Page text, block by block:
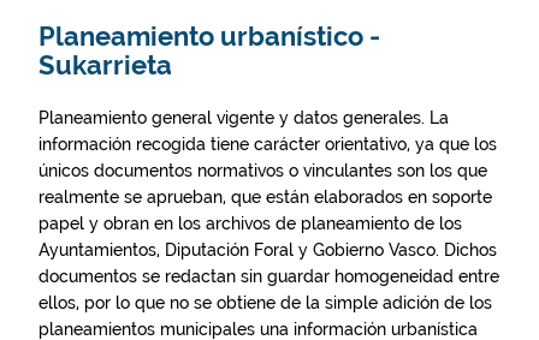
Planeamiento urbanístico -
Sukarrieta
Planeamiento general vigente y datos generales. La
información recogida tiene carácter orientativo, ya que los
únicos documentos normativos o vinculantes son los que
realmente se aprueban, que están elaborados en soporte
papel y obran en los archivos de planeamiento de los
Ayuntamientos, Diputación Foral y Gobierno Vasco. Dichos
documentos se redactan sin guardar homogeneidad entre
ellos, por lo que no se obtiene de la simple adición de los
planeamientos municipales una información urbanística